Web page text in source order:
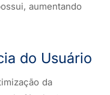
aumentando
do Usuário
da